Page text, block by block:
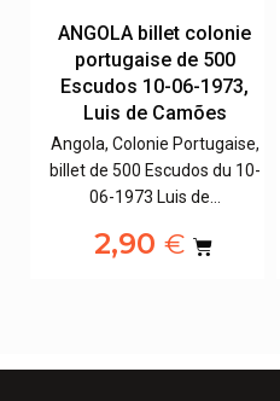
ANGOLA billet colonie
portugaise de 500
Escudos 10-06-1973,
Luis de Camões
Angola, Colonie Portugaise,
billet de 500 Escudos du 10-
06-1973 Luis de…
2,90 €